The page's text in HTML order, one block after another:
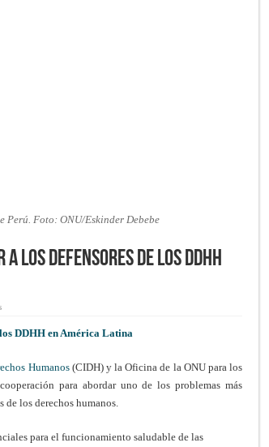
Perú. Foto: ONU/Eskinder Debebe
los defensores de los DDHH
DDHH en América Latina
Humanos(CIDH) y la Oficina de la ONU para los
para abordar uno de los problemas más
los derechos humanos.
para el funcionamiento saludable de las